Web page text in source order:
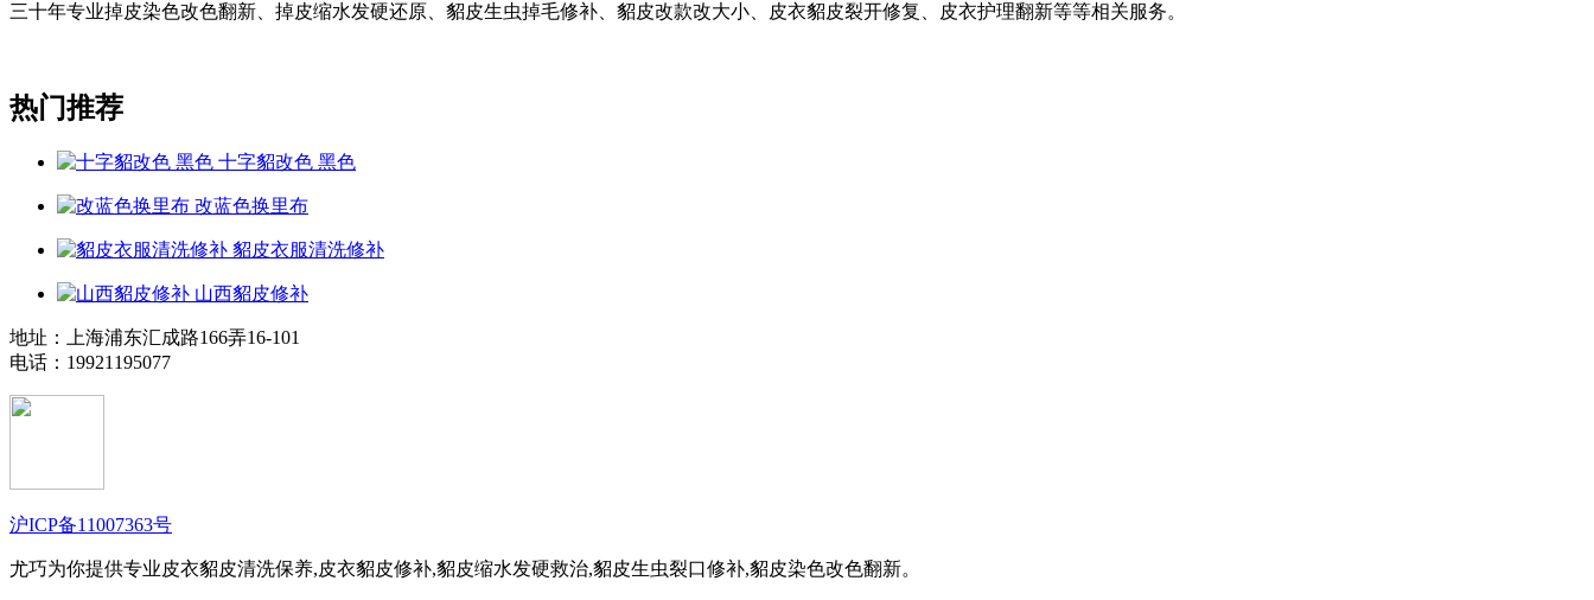
三十年专业掉皮染色改色翻新、掉皮缩水发硬还原、貂皮生虫掉毛修补、貂皮改款改大小、皮衣貂皮裂开修复、皮衣护理翻新等等相关服务。
热门推荐
十字貂改色 黑色
改蓝色换里布
貂皮衣服清洗修补
山西貂皮修补
地址：上海浦东汇成路166弄16-101
电话：19921195077
沪ICP备11007363号
尤巧为你提供专业皮衣貂皮清洗保养,皮衣貂皮修补,貂皮缩水发硬救治,貂皮生虫裂口修补,貂皮染色改色翻新。